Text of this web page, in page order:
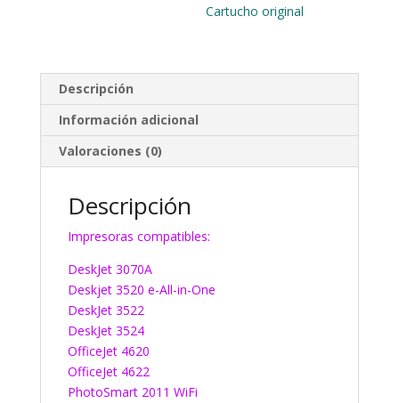
Cartucho original
Descripción
Información adicional
Valoraciones (0)
Descripción
Impresoras compatibles:
DeskJet 3070A
Deskjet 3520 e-All-in-One
DeskJet 3522
DeskJet 3524
OfficeJet 4620
OfficeJet 4622
PhotoSmart 2011 WiFi